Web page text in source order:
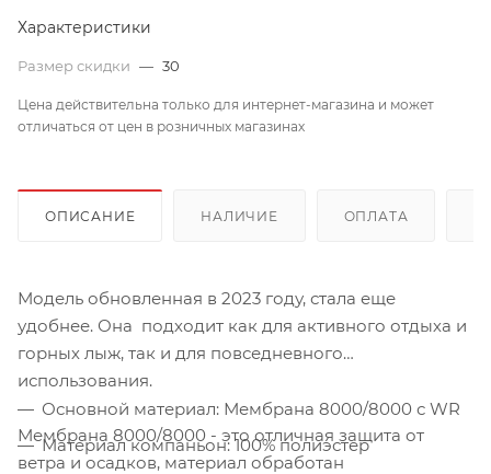
Характеристики
Размер скидки — 30
Цена действительна только для интернет-магазина и может
отличаться от цен в розничных магазинах
ОПИСАНИЕ НАЛИЧИЕ ОПЛАТА
Модель обновленная в 2023 году, стала еще
удобнее. Она подходит как для активного отдыха и
горных лыж, так и для повседневного
использования.
Мембрана 8000/8000 - это отличная защита от
ветра и осадков, материал обработан
Основной материал: Мембрана 8000/8000 с WR
Материал компаньон: 100% полиэстер